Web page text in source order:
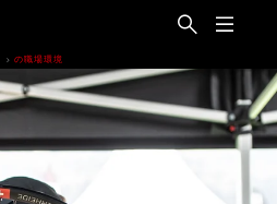
の職場環境